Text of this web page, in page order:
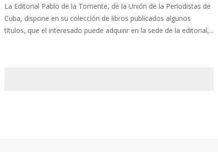
La Editorial Pablo de la Torriente, de la Unión de la Periodistas de
Cuba, dispone en su colección de libros publicados algunos
títulos, que el interesado puede adquirir en la sede de la editorial,...